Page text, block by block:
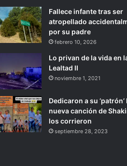
Fallece infante tras ser
atropellado
por su padre
febrero 10, 2026
Lo privan de la vida en
Lealtad II
noviembre 1, 2021
Dedicaron a su ‘patrón’
nueva canción de
los corrieron
septiembre 28, 2023